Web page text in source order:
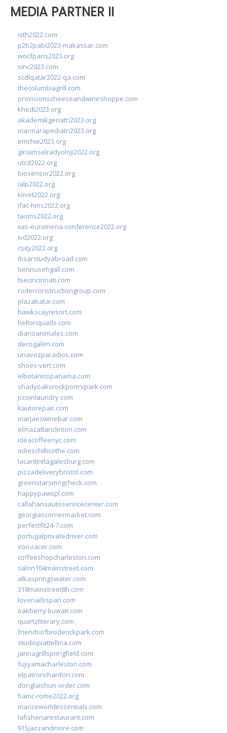
MEDIA PARTNER II
isth2022.com
p2b2pabi2023-makassar.com
wocfparis2023.org
sinc2023.com
scdlqatar2022-qa.com
thecolumbiagrill.com
provisionscheeseandwineshoppe.com
khedi2023.org
akademikgeriatri2023.org
marmarapediatri2023.org
emchie2023.org
girisimselradyoloji2022.org
utcd2022.org
biosensor2022.org
ialp2022.org
klivet2022.org
ifac-hms2022.org
taoms2022.org
iias-euromena-conference2022.org
ivd2022.org
csity2022.org
ibsarstudyabroad.com
bennusehgall.com
tsecincinnati.com
roderconstructiongroup.com
plazabatai.com
hawkscayresort.com
hellonquads.com
diarioanimales.com
decogaleri.com
unavozparadios.com
shoes-vert.com
elbotanicopanama.com
shadyoaksrockportrvpark.com
jccoinlaundry.com
kautorepair.com
marjaeswinebar.com
elmazatlanclinton.com
ideacoffeenyc.com
odieschillicothe.com
lacantinitagalesburg.com
pizzadeliverybristol.com
greenstarsmogcheck.com
happypawspl.com
callahansautoservicecenter.com
georgiascornermarket.com
perfectfit24-7.com
portugalprivatedriver.com
von-racer.com
coffeeshopcharleston.com
salon104mainstreet.com
alkaspringswater.com
318mainstreet8h.com
lovenailsspari.com
oakberry-kuwait.com
quartzliterary.com
friendsofbroderickpark.com
studiopiattellina.com
jannagrillspringfield.com
fujiyamacharleston.com
elpatronchardon.com
donglaishun-order.com
fiamc-rome2022.org
mariceworldessentials.com
lafisheriarestaurant.com
915jazzandmore.com